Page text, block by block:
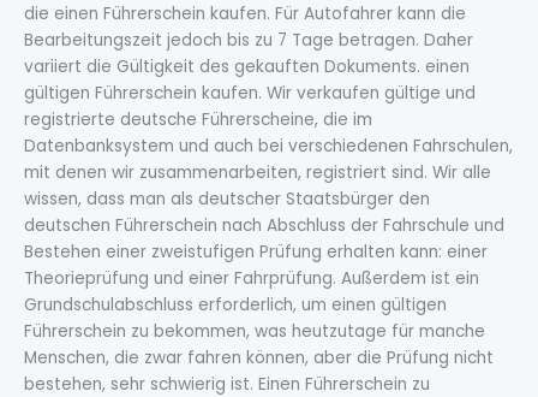
die einen Führerschein kaufen. Für Autofahrer kann die
Bearbeitungszeit jedoch bis zu 7 Tage betragen. Daher
variiert die Gültigkeit des gekauften Dokuments. einen
gültigen Führerschein kaufen. Wir verkaufen gültige und
registrierte deutsche Führerscheine, die im
Datenbanksystem und auch bei verschiedenen Fahrschulen,
mit denen wir zusammenarbeiten, registriert sind. Wir alle
wissen, dass man als deutscher Staatsbürger den
deutschen Führerschein nach Abschluss der Fahrschule und
Bestehen einer zweistufigen Prüfung erhalten kann: einer
Theorieprüfung und einer Fahrprüfung. Außerdem ist ein
Grundschulabschluss erforderlich, um einen gültigen
Führerschein zu bekommen, was heutzutage für manche
Menschen, die zwar fahren können, aber die Prüfung nicht
bestehen, sehr schwierig ist. Einen Führerschein zu